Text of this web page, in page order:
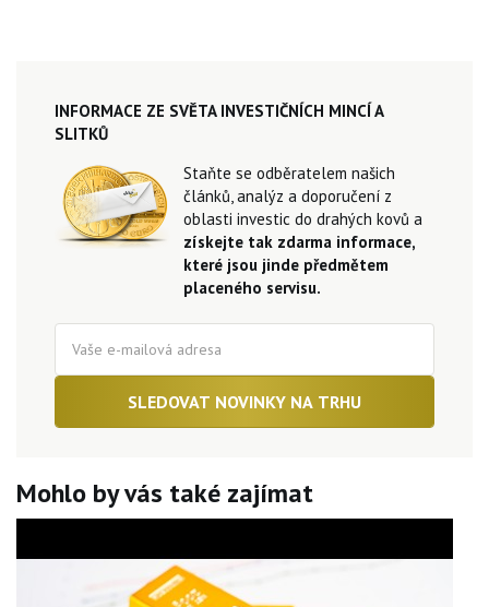
INFORMACE ZE SVĚTA INVESTIČNÍCH MINCÍ A
SLITKŮ
Staňte se odběratelem našich
článků, analýz a doporučení z
oblasti investic do drahých kovů a
získejte tak zdarma informace,
které jsou jinde předmětem
placeného servisu.
SLEDOVAT NOVINKY NA TRHU
Mohlo by vás také zajímat